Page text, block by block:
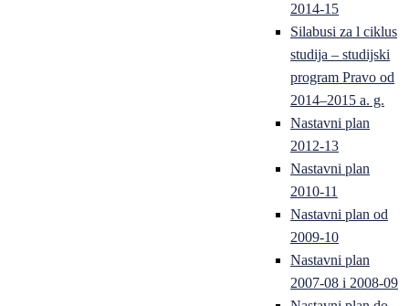
2014-15
Silabusi za l ciklus
studija – studijski
program Pravo od
2014–2015 a. g.
Nastavni plan
2012-13
Nastavni plan
2010-11
Nastavni plan od
2009-10
Nastavni plan
2007-08 i 2008-09